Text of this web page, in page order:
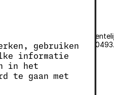
gebruiken
informatie
in het
te gaan met
van de
onder nummer EKF00180493.
0636.
nummer is CZ05663687.